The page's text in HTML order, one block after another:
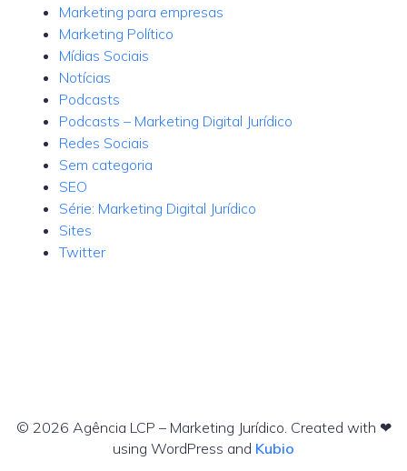
Marketing para empresas
Marketing Político
Mídias Sociais
Notícias
Podcasts
Podcasts – Marketing Digital Jurídico
Redes Sociais
Sem categoria
SEO
Série: Marketing Digital Jurídico
Sites
Twitter
© 2026 Agência LCP – Marketing Jurídico. Created with ❤
using WordPress and Kubio